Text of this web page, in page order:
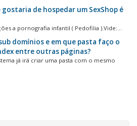
de hospedar um SexShop é
a pornografia infantil ( Pedofilia ).Vide:...
domínios e em que pasta faço o
entre outras páginas?
já irá criar uma pasta com o mesmo